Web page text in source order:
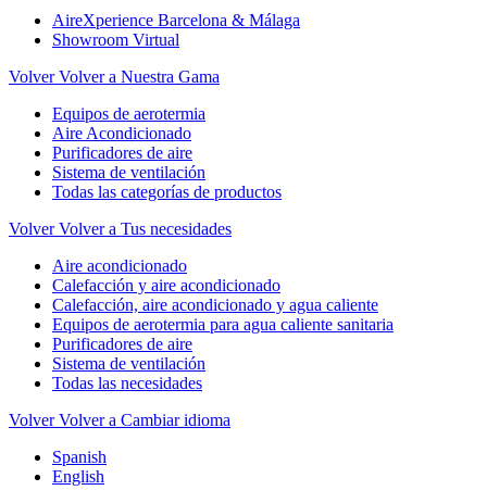
AireXperience Barcelona & Málaga
Showroom Virtual
Volver Volver a Nuestra Gama
Equipos de aerotermia
Aire Acondicionado
Purificadores de aire
Sistema de ventilación
Todas las categorías de productos
Volver Volver a Tus necesidades
Aire acondicionado
Calefacción y aire acondicionado
Calefacción, aire acondicionado y agua caliente
Equipos de aerotermia para agua caliente sanitaria
Purificadores de aire
Sistema de ventilación
Todas las necesidades
Volver Volver a Cambiar idioma
Spanish
English